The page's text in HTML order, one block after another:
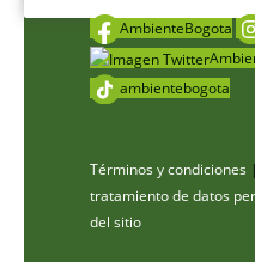
AmbienteBogota
ambientebogota
Términos y condiciones |
tratamiento de datos
del sitio